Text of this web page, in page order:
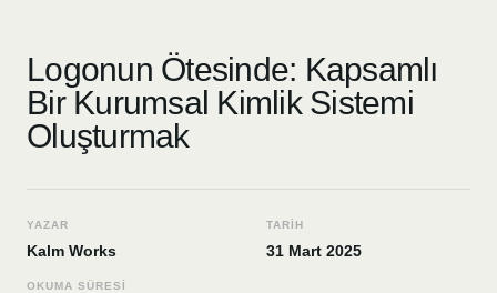
Logonun Ötesinde: Kapsamlı
Bir Kurumsal Kimlik Sistemi
Oluşturmak
YAZAR
Kalm Works
TARIH
31 Mart 2025
OKUMA SÜRESI